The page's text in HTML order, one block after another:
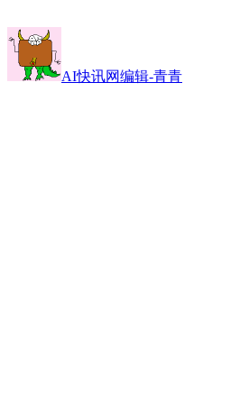
AI快讯网编辑-青青